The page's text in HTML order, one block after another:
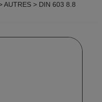
AUTRES> DIN 603 8.8